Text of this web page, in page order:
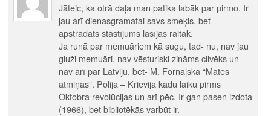
Jāteic, ka otrā daļa man patika labāk par pirmo. Ir
jau arī dienasgramatai savs smeķis, bet
apstrādāts stāstījums lasījās raitāk.
Ja runā par memuāriem kā sugu, tad- nu, nav jau
gluži memuāri, nav vēsturiski zināms cilvēks un
nav arī par Latviju, bet- M. Fornaļska “Mātes
atmiņas”. Polija – Krievija kādu laiku pirms
Oktobra revolūcijas un arī pēc. Ir gan pasen izdota
(1966), bet bibliotēkās varbūt ir.